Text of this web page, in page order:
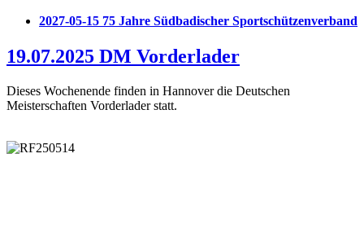
2027-05-15 75 Jahre Südbadischer Sportschützenverband
19.07.2025 DM Vorderlader
Dieses Wochenende finden in Hannover die Deutschen
Meisterschaften Vorderlader statt.